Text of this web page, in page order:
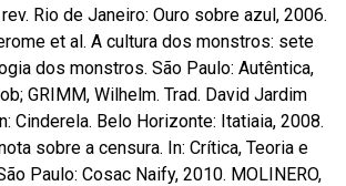
Rio de Janeiro: Ouro sobre azul, 2006.
et al. A cultura dos monstros: sete
dos monstros. São Paulo: Autêntica,
GRIMM, Wilhelm. Trad. David Jardim
Cinderela. Belo Horizonte: Itatiaia, 2008.
sobre a censura. In: Crítica, Teoria e
Paulo: Cosac Naify, 2010. MOLINERO,